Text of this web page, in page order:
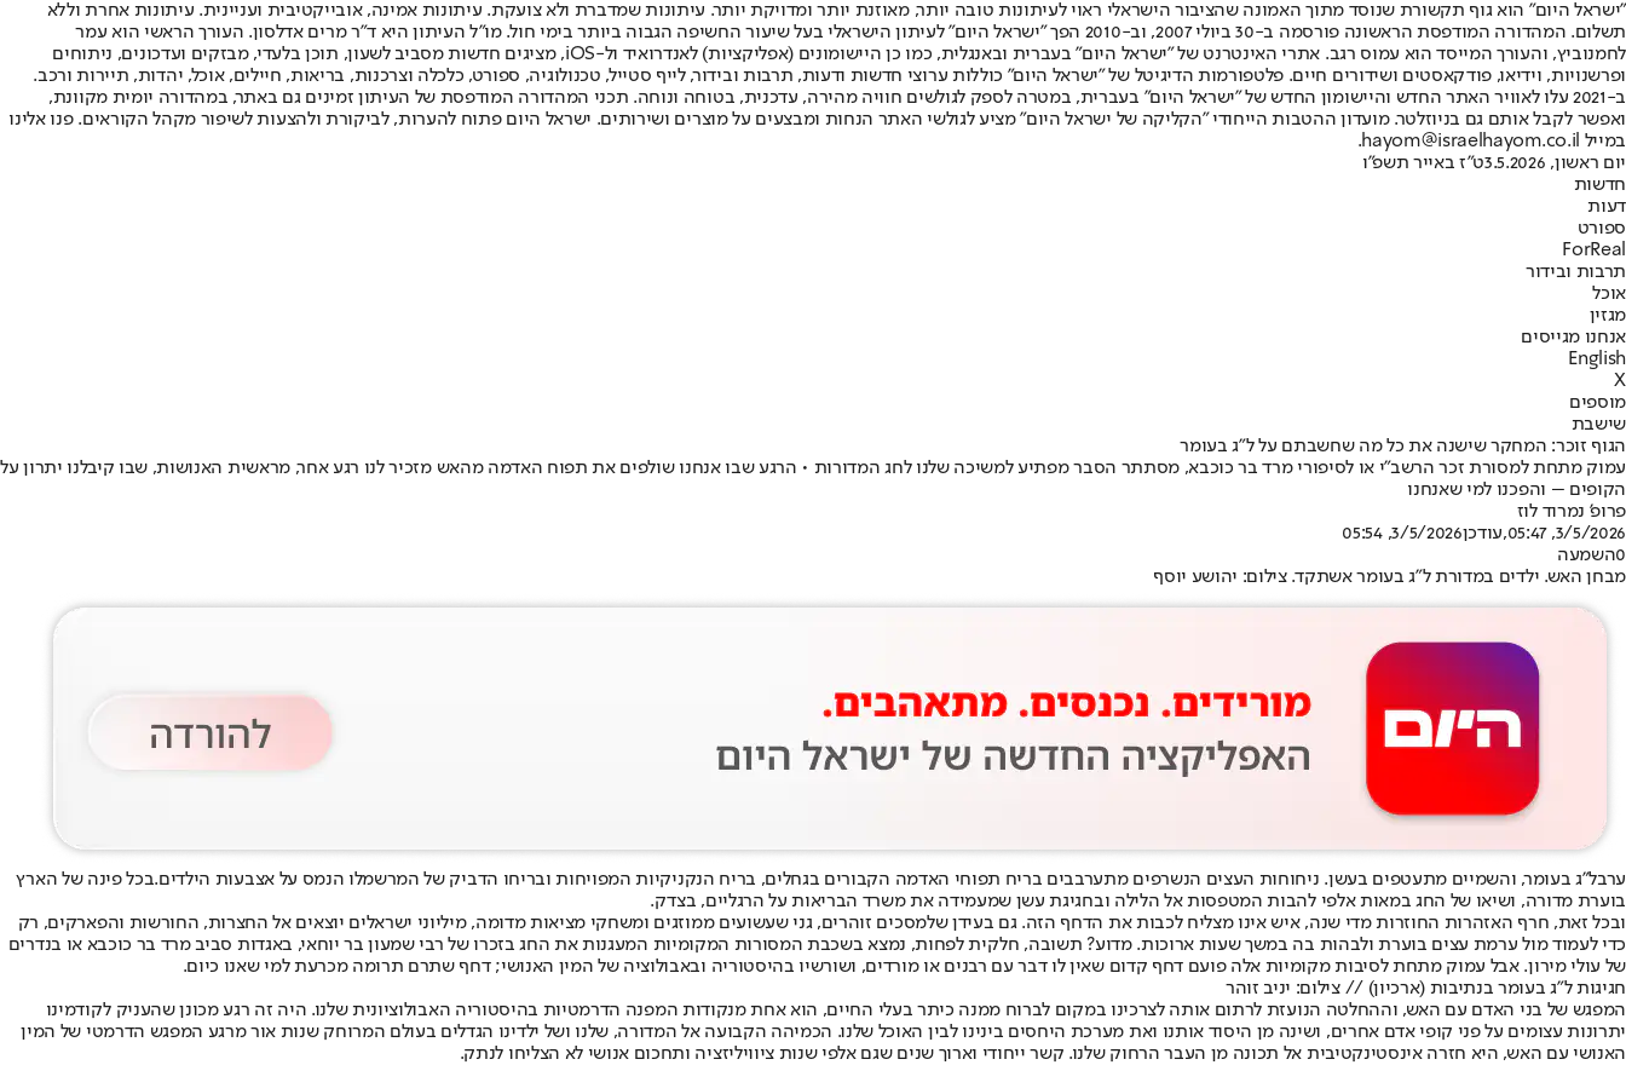
"ישראל היום" הוא גוף תקשורת שנוסד מתוך האמונה שהציבור הישראלי ראוי לעיתונות טובה יותר, מאוזנת יותר ומדויקת יותר. עיתונות שמדברת ולא צועקת. עיתונות אמינה, אובייקטיבית ועניינית. עיתונות אחרת וללא
תשלום. המהדורה המודפסת הראשונה פורסמה ב-30 ביולי 2007, וב-2010 הפך "ישראל היום" לעיתון הישראלי בעל שיעור החשיפה הגבוה ביותר בימי חול. מו"ל העיתון היא ד"ר מרים אדלסון. העורך הראשי הוא עמר
לחמנוביץ, והעורך המייסד הוא עמוס רגב. אתרי האינטרנט של "ישראל היום" בעברית ובאנגלית, כמו כן היישומונים (אפליקציות) לאנדרואיד ול-iOS, מציגים חדשות מסביב לשעון, תוכן בלעדי, מבזקים ועדכונים, ניתוחים
ופרשנויות, וידיאו, פודקאסטים ושידורים חיים. פלטפורמות הדיגיטל של "ישראל היום" כוללות ערוצי חדשות ודעות, תרבות ובידור, לייף סטייל, טכנולוגיה, ספורט, כלכלה וצרכנות, בריאות, חיילים, אוכל, יהדות, תיירות ורכב.
ב-2021 עלו לאוויר האתר החדש והיישומון החדש של "ישראל היום" בעברית, במטרה לספק לגולשים חוויה מהירה, עדכנית, בטוחה ונוחה. תכני המהדורה המודפסת של העיתון זמינים גם באתר, במהדורה יומית מקוונת,
ואפשר לקבל אותם גם בניוזלטר. מועדון ההטבות הייחודי "הקליקה של ישראל היום" מציע לגולשי האתר הנחות ומבצעים על מוצרים ושירותים. ישראל היום פתוח להערות, לביקורת ולהצעות לשיפור מקהל הקוראים. פנו אלינו
במייל hayom@israelhayom.co.il.
יום ראשון, 3.5.2026
ט"ז באייר תשפ"ו
חדשות
דעות
ספורט
ForReal
תרבות ובידור
אוכל
מגזין
אנחנו מגייסים
English
X
מוספים
שישבת
הגוף זוכר: המחקר שישנה את כל מה שחשבתם על ל"ג בעומר
עמוק מתחת למסורת זכר הרשב"י או לסיפורי מרד בר כוכבא, מסתתר הסבר מפתיע למשיכה שלנו לחג המדורות • הרגע שבו אנחנו שולפים את תפוח האדמה מהאש מזכיר לנו רגע אחר, מראשית האנושות, שבו קיבלנו יתרון על
הקופים – והפכנו למי שאנחנו
פרופ' נמרוד לוז
3/5/2026, 05:47
,עודכן3/5/2026, 05:54
0השמעה
מבחן האש. ילדים במדורת ל"ג בעומר אשתקד. צילום: יהושע יוסף
ערבל"ג בעומר, והשמיים מתעטפים בעשן. ניחוחות העצים הנשרפים מתערבבים בריח תפוחי האדמה הקבורים בגחלים, בריח הנקניקיות המפויחות ובריחו הדביק של המרשמלו הנמס על אצבעות הילדים.בכל פינה של הארץ
בוערת מדורה, ושיאו של החג במאות אלפי להבות המטפסות אל הלילה ובחגיגת עשן שמעמידה את משרד הבריאות על הרגליים, בצדק.
ובכל זאת, חרף האזהרות החוזרות מדי שנה, איש אינו מצליח לכבות את הדחף הזה. גם בעידן שלמסכים זוהרים, גני שעשועים ממוזגים ומשחקי מציאות מדומה, מיליוני ישראלים יוצאים אל החצרות, החורשות והפארקים, רק
כדי לעמוד מול ערמת עצים בוערת ולבהות בה במשך שעות ארוכות. מדוע? תשובה, חלקית לפחות, נמצא בשכבת המסורות המקומיות המעגנות את החג בזכרו של רבי שמעון בר יוחאי, באגדות סביב מרד בר כוכבא או בנדרים
של עולי מירון. אבל עמוק מתחת לסיבות מקומיות אלה פועם דחף קדום שאין לו דבר עם רבנים או מורדים, ושורשיו בהיסטוריה ובאבולוציה של המין האנושי; דחף שתרם תרומה מכרעת למי שאנו כיום.
חגיגות ל"ג בעומר בנתיבות (ארכיון) // צילום: יניב זוהר
המפגש של בני האדם עם האש, וההחלטה הנועזת לרתום אותה לצרכינו במקום לברוח ממנה כיתר בעלי החיים, הוא אחת מנקודות המפנה הדרמטיות בהיסטוריה האבולוציונית שלנו. היה זה רגע מכונן שהעניק לקודמינו
יתרונות עצומים על פני קופי אדם אחרים, ושינה מן היסוד אותנו ואת מערכת היחסים בינינו לבין האוכל שלנו. הכמיהה הקבועה אל המדורה, שלנו ושל ילדינו הגדלים בעולם המרוחק שנות אור מרגע המפגש הדרמטי של המין
האנושי עם האש, היא חזרה אינסטינקטיבית אל תכונה מן העבר הרחוק שלנו. קשר ייחודי וארוך שנים שגם אלפי שנות ציוויליזציה ותחכום אנושי לא הצליחו לנתק.